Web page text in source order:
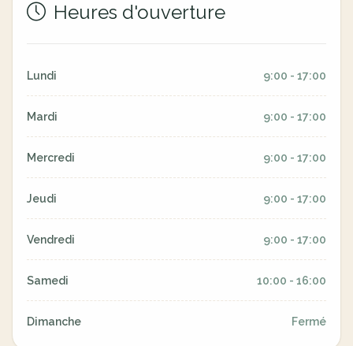
Heures d'ouverture
Lundi 9:00 - 17:00
Mardi 9:00 - 17:00
Mercredi 9:00 - 17:00
Jeudi 9:00 - 17:00
Vendredi 9:00 - 17:00
Samedi 10:00 - 16:00
Dimanche Fermé